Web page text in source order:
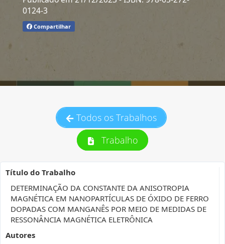
0124-3
Compartilhar
Todos os Trabalhos
Trabalho
Título do Trabalho
DETERMINAÇÃO DA CONSTANTE DA ANISOTROPIA
MAGNÉTICA EM NANOPARTÍCULAS DE ÓXIDO DE FERRO
DOPADAS COM MANGANÊS POR MEIO DE MEDIDAS DE
RESSONÂNCIA MAGNÉTICA ELETRÔNICA
Autores